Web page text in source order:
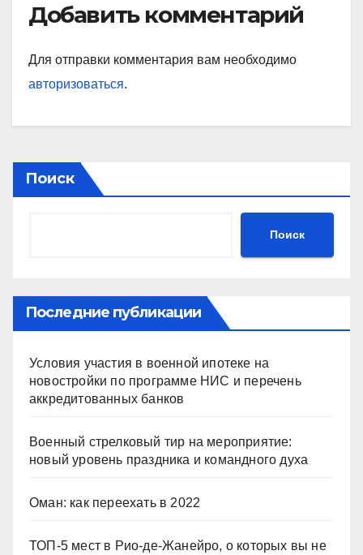
Добавить комментарий
Для отправки комментария вам необходимо
авторизоваться.
Поиск
Поиск
Последние публикации
Условия участия в военной ипотеке на
новостройки по программе НИС и перечень
аккредитованных банков
Военный стрелковый тир на мероприятие:
новый уровень праздника и командного духа
Оман: как переехать в 2022
ТОП-5 мест в Рио-де-Жанейро, о которых вы не